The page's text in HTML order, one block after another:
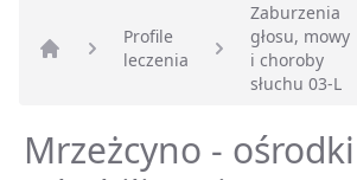
Strona główna
Profile
leczenia
Zaburzenia
głosu, mowy
i choroby
słuchu 03-L
Mrzeżcyno - ośrodki